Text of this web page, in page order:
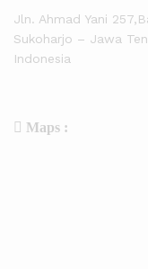
Jln. Ahmad Yani
Sukoharjo – Jawa
Indonesia
Maps :